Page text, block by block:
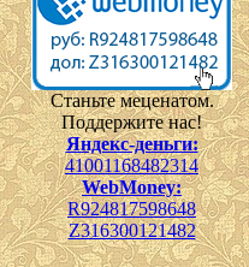
Станьте меценатом.
Поддержите нас!
Яндекс-деньги:
41001168482314
WebMoney:
R924817598648
Z316300121482